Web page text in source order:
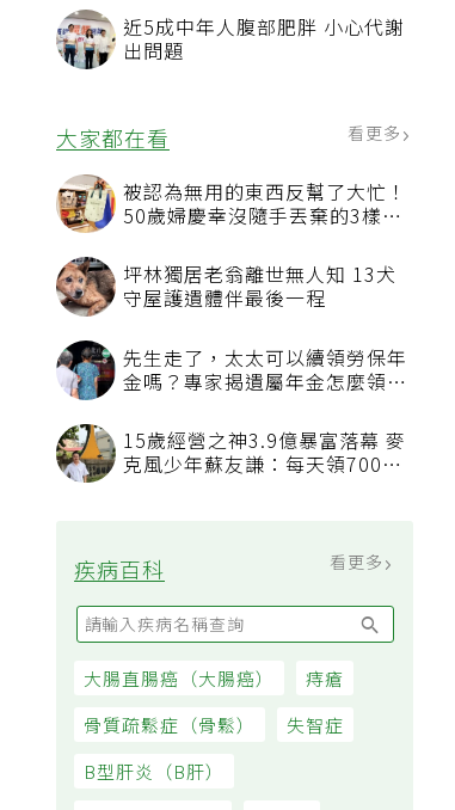
近5成中年人腹部肥胖 小心代謝
出問題
大家都在看
被認為無用的東西反幫了大忙！
50歲婦慶幸沒隨手丟棄的3樣物
坪林獨居老翁離世無人知 13犬
守屋護遺體伴最後一程
先生走了，太太可以續領勞保年
看順位還要看資格
15歲經營之神3.9億暴富落幕 麥
疾病百科